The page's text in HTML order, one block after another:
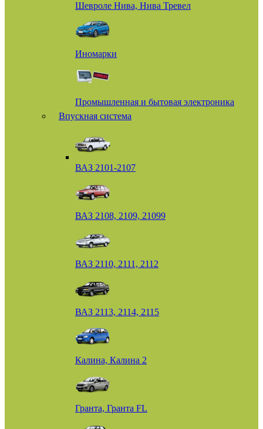
Шевроле Нива, Нива Тревел
Иномарки
Промышленная и бытовая электроника
Впускная система
ВАЗ 2101-2107
ВАЗ 2108, 2109, 21099
ВАЗ 2110, 2111, 2112
ВАЗ 2113, 2114, 2115
Калина, Калина 2
Гранта, Гранта FL